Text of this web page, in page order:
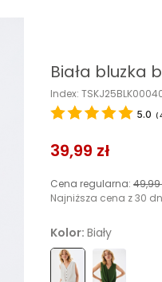
Biała bluzka
Index:
5.0 (
39,99 zł
Cena regularna: 49,99
Najniższa cena z 30
Kolor: Biały